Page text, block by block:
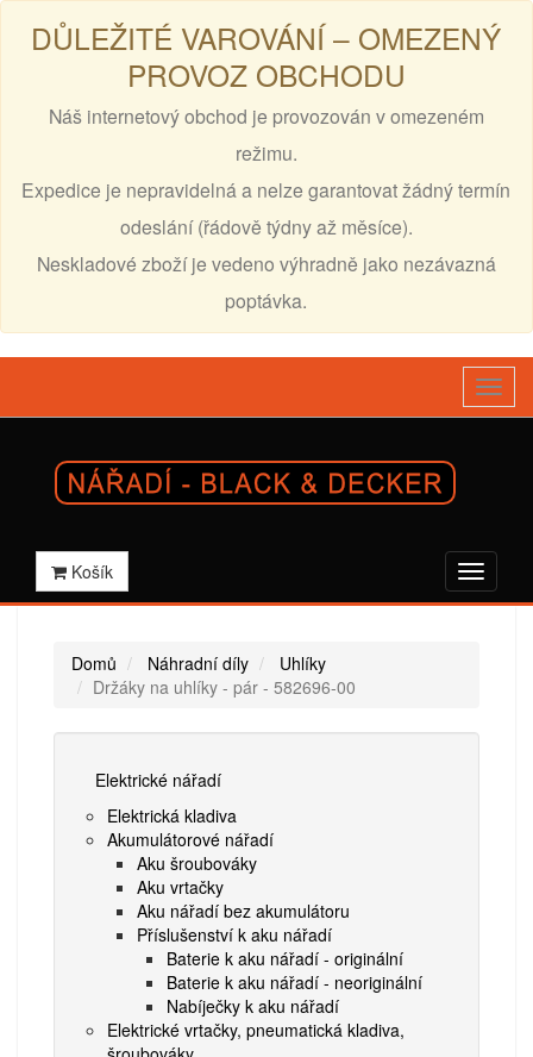
DŮLEŽITÉ VAROVÁNÍ – OMEZENÝ
PROVOZ OBCHODU
Náš internetový obchod je provozován v omezeném
režimu.
Expedice je nepravidelná a nelze garantovat žádný termín
odeslání (řádově týdny až měsíce).
Neskladové zboží je vedeno výhradně jako nezávazná
poptávka.
Košík
Domů Náhradní díly
Uhlíky
Držáky na uhlíky - pár - 582696-00
Elektrické nářadí
Elektrická kladiva
Akumulátorové nářadí
Aku šroubováky
Aku vrtačky
Aku nářadí bez akumulátoru
Příslušenství k aku nářadí
Baterie k aku nářadí - originální
Baterie k aku nářadí - neoriginální
Nabíječky k aku nářadí
Elektrické vrtačky, pneumatická kladiva,